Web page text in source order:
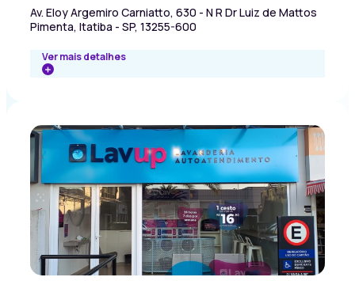
Av. Eloy Argemiro Carniatto, 630 - N R Dr Luiz de Mattos
Pimenta, Itatiba - SP, 13255-600
Ver mais detalhes